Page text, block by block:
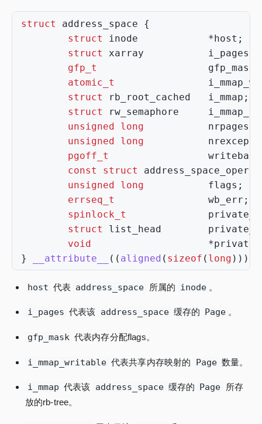
struct address_space
{
struct
inode *host ;
struct
xarray i_pages
gfp_t
gfp_mask
atomic_t
struct
rb_root_cached i_mmap ;
struct
rw_semaphore
unsigned
long nrpages
unsigned
long
pgoff_t
const
struct
unsigned
long flags ;
errseq_t
wb_err ;
spinlock_t
struct
list_head
void
*
}
__attribute__ (( aligned ( sizeof ( long ))))
host 代表 address_space 所属的 inode 。
i_pages 代表该 address_space 缓存的 Page 。
gfp_mask 代表内存分配flags。
i_mmap_writable 代表共享内存映射的 Page 数量。
i_mmap 代表该 address_space 缓存的 Page 所存
放的rb-tree。